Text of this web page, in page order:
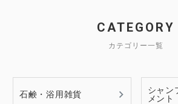
CATEGORY
CATEGORY
カテゴリー一覧
石鹸・浴用雑貨
シャン
メント